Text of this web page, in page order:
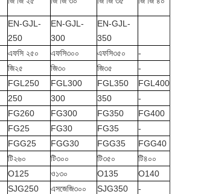
EN-GJL-
250
EN-GJL-
300
EN-GJL-
350
এফসি ২৫০ এফসি৩০০ এফসি৩৫০
-
জি২৫ জি৩০ জি৩৫
-
FGL250 FGL300 FGL350
FGL400
250 300 350
-
FG260 FG300 FG350
FG400
FG25 FG30 FG35
-
FGG25 FGG30 FGG35
FGG40
টি২৬০ টি৩০০ টি৩৫০
টি৪০০
O125 ও১৩০ O135
O140
SJG250 এসজেজি৩০০ SJG350
-